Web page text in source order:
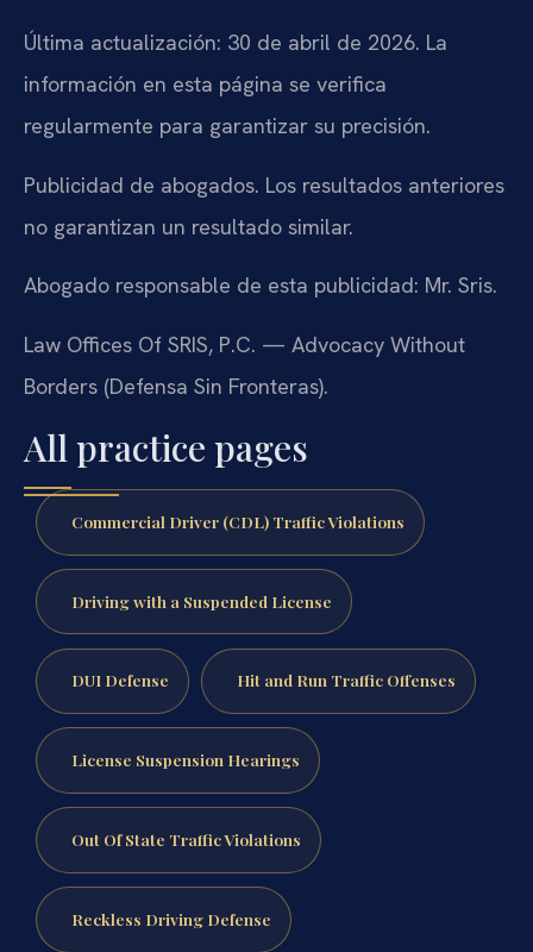
Última actualización: 30 de abril de 2026. La
información en esta página se verifica
regularmente para garantizar su precisión.
Publicidad de abogados. Los resultados anteriores
no garantizan un resultado similar.
Abogado responsable de esta publicidad: Mr. Sris.
Law Offices Of SRIS, P.C. — Advocacy Without
Borders (Defensa Sin Fronteras).
All practice pages
Commercial Driver (CDL) Traffic Violations
Driving with a Suspended License
DUI Defense Hit and Run Traffic Offenses
License Suspension Hearings
Out Of State Traffic Violations
Reckless Driving Defense